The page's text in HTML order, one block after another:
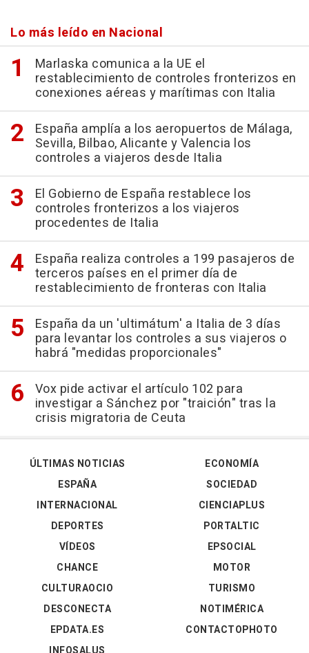
Lo más leído en Nacional
Marlaska comunica a la UE el
restablecimiento de controles fronterizos en
conexiones aéreas y marítimas con Italia
España amplía a los aeropuertos de Málaga,
Sevilla, Bilbao, Alicante y Valencia los
controles a viajeros desde Italia
El Gobierno de España restablece los
controles fronterizos a los viajeros
procedentes de Italia
España realiza controles a 199 pasajeros de
terceros países en el primer día de
restablecimiento de fronteras con Italia
España da un 'ultimátum' a Italia de 3 días
para levantar los controles a sus viajeros o
habrá "medidas proporcionales"
Vox pide activar el artículo 102 para
investigar a Sánchez por "traición" tras la
crisis migratoria de Ceuta
ÚLTIMAS NOTICIAS
ESPAÑA
INTERNACIONAL
DEPORTES
VÍDEOS
ECONOMÍA
SOCIEDAD
CIENCIAPLUS
PORTALTIC
EPSOCIAL
CHANCE
CULTURAOCIO
DESCONECTA
EPDATA.ES
MOTOR
TURISMO
NOTIMÉRICA
CONTACTOPHOTO